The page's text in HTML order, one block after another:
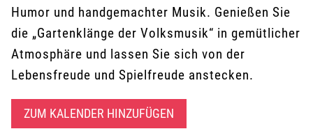
Humor und handgemachter Musik. Genießen Sie
die „Gartenklänge der Volksmusik“ in gemütlicher
Atmosphäre und lassen Sie sich von der
Lebensfreude und Spielfreude anstecken.
ZUM KALENDER HINZUFÜGEN